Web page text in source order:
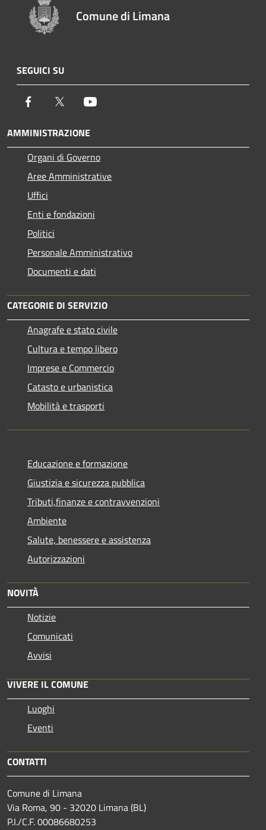
Comune di Limana
SEGUICI SU
Facebook Twitter
AMMINISTRAZIONE
Organi di Governo
Aree Amministrative
Uffici
Enti e fondazioni
Politici
Personale Amministrativo
Documenti e dati
CATEGORIE DI SERVIZIO
Anagrafe e stato civile
Cultura e tempo libero
Imprese e Commercio
Catasto e urbanistica
Mobilità e trasporti
Educazione e formazione
Giustizia e sicurezza pubblica
Tributi,finanze e contravvenzioni
Ambiente
Salute, benessere e assistenza
Autorizzazioni
NOVITÀ
Notizie
Comunicati
Avvisi
VIVERE IL COMUNE
Luoghi
Eventi
CONTATTI
Comune di Limana
Via Roma, 90 - 32020 Limana (BL)
P.I./C.F. 00086680253